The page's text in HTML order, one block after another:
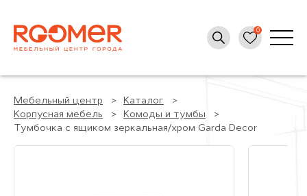
Мебельный центр
Каталог
Корпусная мебель
Комоды и тумбы
Тумбочка с ящиком зеркальная/хром Garda Decor